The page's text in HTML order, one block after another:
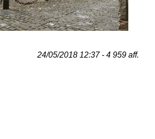
24/05/2018 12:37 - 4 959 aff.